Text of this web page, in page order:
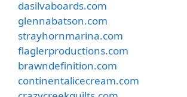
dasilvaboards.com
glennabatson.com
strayhornmarina.com
flaglerproductions.com
brawndefinition.com
continentalicecream.com